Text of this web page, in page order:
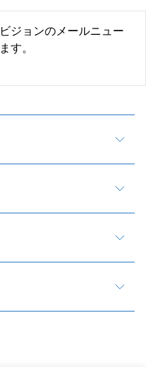
ジョンのメールニュー
す。